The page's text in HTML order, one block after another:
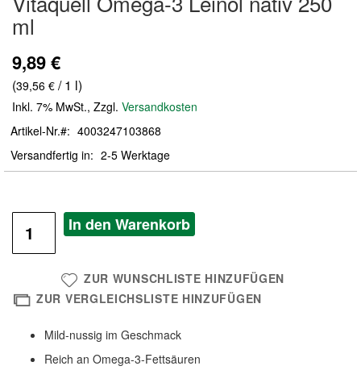
der
Bildergalerie
ml
9,89 €
(39,56 € / 1 l)
Inkl. 7% MwSt., Zzgl. Versandkosten
Artikel-Nr.
4003247103868
Versandfertig in
2-5 Werktage
In den Warenkorb
ZUR WUNSCHLISTE HINZUFÜGEN
ZUR VERGLEICHSLISTE HINZUFÜGEN
Mild-nussig im Geschmack
Reich an Omega-3-Fettsäuren